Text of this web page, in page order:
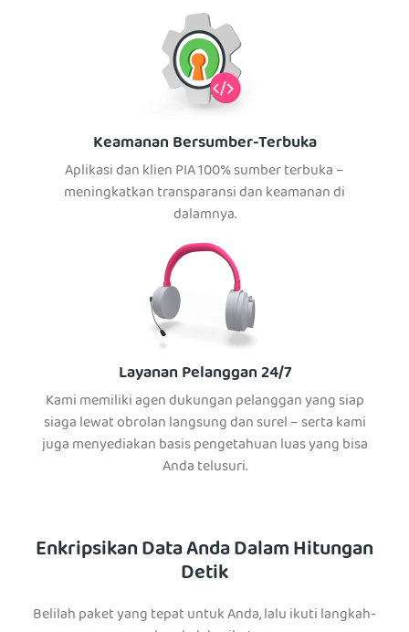
Keamanan Bersumber-Terbuka
Aplikasi dan klien PIA 100% sumber terbuka –
meningkatkan transparansi dan keamanan di
dalamnya.
Layanan Pelanggan 24/7
Kami memiliki agen dukungan pelanggan yang siap
siaga lewat obrolan langsung dan surel – serta kami
juga menyediakan basis pengetahuan luas yang bisa
Anda telusuri.
Enkripsikan Data Anda Dalam Hitungan
Detik
Belilah paket yang tepat untuk Anda, lalu ikuti langkah-